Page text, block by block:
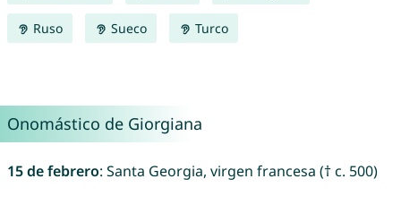
Ruso Sueco Turco
Onomástico de Giorgiana
15 de febrero: Santa Georgia, virgen francesa († c. 500)